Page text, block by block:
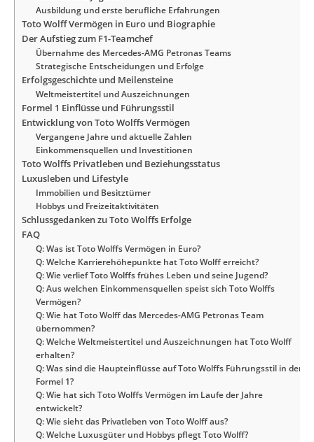
Ausbildung und erste berufliche Erfahrungen
Toto Wolff Vermögen in Euro und Biographie
Der Aufstieg zum F1-Teamchef
Übernahme des Mercedes-AMG Petronas Teams
Strategische Entscheidungen und Erfolge
Erfolgsgeschichte und Meilensteine
Weltmeistertitel und Auszeichnungen
Formel 1 Einflüsse und Führungsstil
Entwicklung von Toto Wolffs Vermögen
Vergangene Jahre und aktuelle Zahlen
Einkommensquellen und Investitionen
Toto Wolffs Privatleben und Beziehungsstatus
Luxusleben und Lifestyle
Immobilien und Besitztümer
Hobbys und Freizeitaktivitäten
Schlussgedanken zu Toto Wolffs Erfolge
FAQ
Q: Was ist Toto Wolffs Vermögen in Euro?
Q: Welche Karrierehöhepunkte hat Toto Wolff erreicht?
Q: Wie verlief Toto Wolffs frühes Leben und seine Jugend?
Q: Aus welchen Einkommensquellen speist sich Toto Wolffs
Vermögen?
Q: Wie hat Toto Wolff das Mercedes-AMG Petronas Team
übernommen?
Q: Welche Weltmeistertitel und Auszeichnungen hat Toto Wolff
erhalten?
Q: Was sind die Haupteinflüsse auf Toto Wolffs Führungsstil in der
Formel 1?
Q: Wie hat sich Toto Wolffs Vermögen im Laufe der Jahre
entwickelt?
Q: Wie sieht das Privatleben von Toto Wolff aus?
Q: Welche Luxusgüter und Hobbys pflegt Toto Wolff?